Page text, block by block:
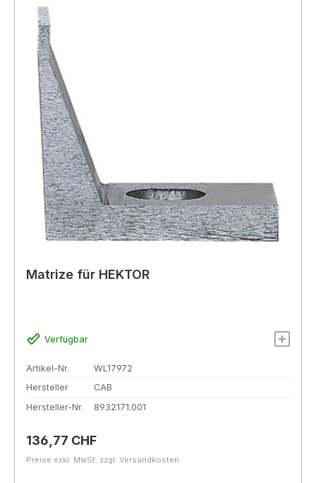
Matrize für HEKTOR
Verfügbar
Artikel-Nr.
WL17972
Hersteller
CAB
Hersteller-Nr.
8932171.001
Regulärer Preis:
136,77 CHF
Preise exkl. MwSt. zzgl. Versandkosten